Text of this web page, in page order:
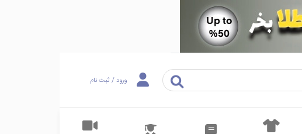
ورود / ثبت نام